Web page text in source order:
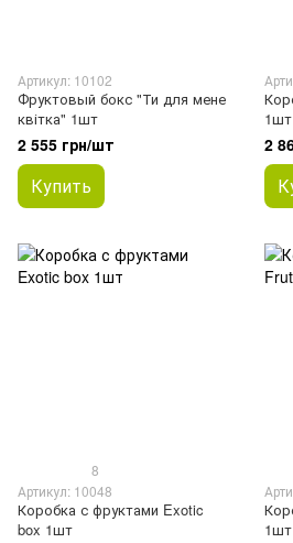
Артикул: 10102
Фруктовый бокс "Ти для мене
квітка" 1шт
2 555 грн/шт
Купить
1шт
2
8
Артикул: 10048
Коробка с фруктами Exotic
box 1шт
1шт